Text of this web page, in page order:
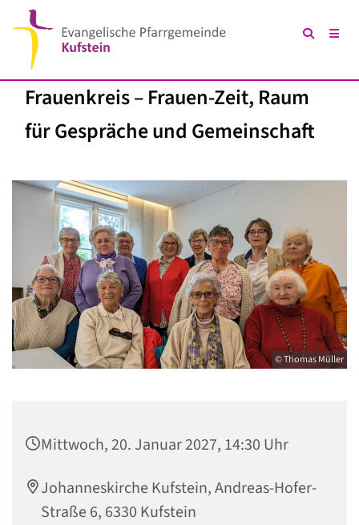
Frauenkreis – Frauen-Zeit, Raum
für Gespräche und Gemeinschaft
© Thomas Müller
Mittwoch, 20. Januar 2027, 14:30 Uhr
Johanneskirche Kufstein, Andreas-Hofer-
Straße 6, 6330 Kufstein